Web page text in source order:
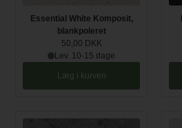
Essential White Komposit,
blankpoleret
50,00 DKK
Lev. 10-15 dage
Læg i kurven